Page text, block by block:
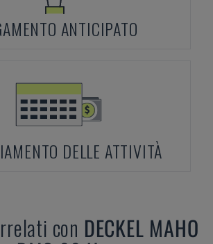
ANTICIPATO
DELLE ATTIVITÀ
con DECKEL MAHO